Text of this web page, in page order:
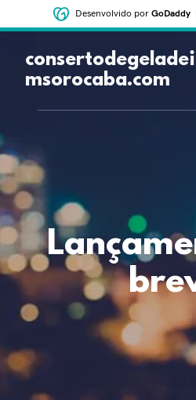
Desenvolvido por GoDaddy
msorocaba.com